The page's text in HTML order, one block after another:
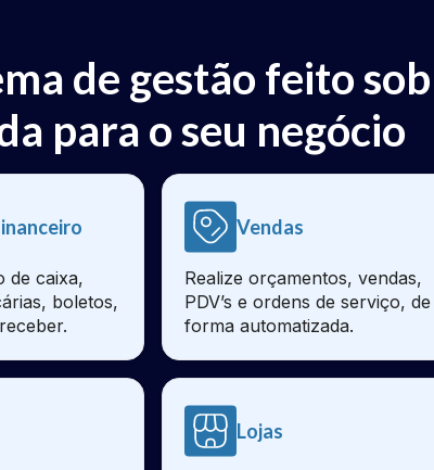
de gestão feito sob
para o seu negócio
de caixa,
boletos,
Vendas
Realize orçamentos, vendas,
PDV’s e ordens de serviço, de
forma automatizada.
Lojas